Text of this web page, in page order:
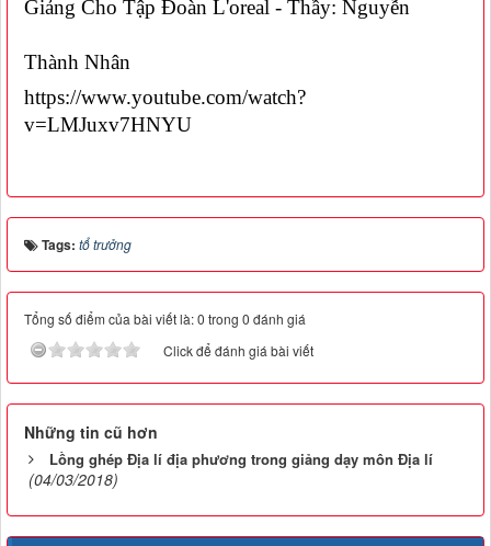
Giảng Cho Tập Đoàn L'oreal - Thầy: Nguyễn
Thành Nhân
https://www.youtube.com/watch?
v=LMJuxv7HNYU
Tags: tổ trưởng
Tổng số điểm của bài viết là: 0 trong 0 đánh giá
Click để đánh giá bài viết
Những tin cũ hơn
Lồng ghép Địa lí địa phương trong giảng dạy môn Địa lí
(04/03/2018)